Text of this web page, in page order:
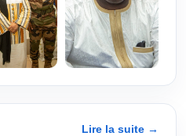
Lire la suite →